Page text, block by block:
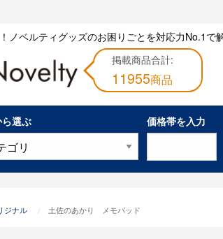
ノベルティグッズのお困りごとを対応力No.1で
掲載商品合計:
11955商品
選ぶ
価格帯を入力
ジナル 土佐のあかり メモパッド